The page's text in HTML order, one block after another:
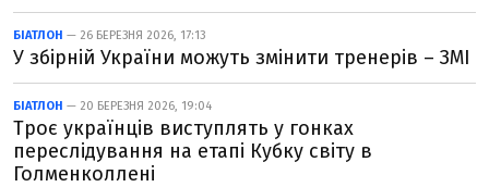
БІАТЛОН — 26 БЕРЕЗНЯ 2026, 17:13
У збірній України можуть змінити тренерів – ЗМІ
БІАТЛОН — 20 БЕРЕЗНЯ 2026, 19:04
Троє українців виступлять у гонках
переслідування на етапі Кубку світу в
Голменколлені